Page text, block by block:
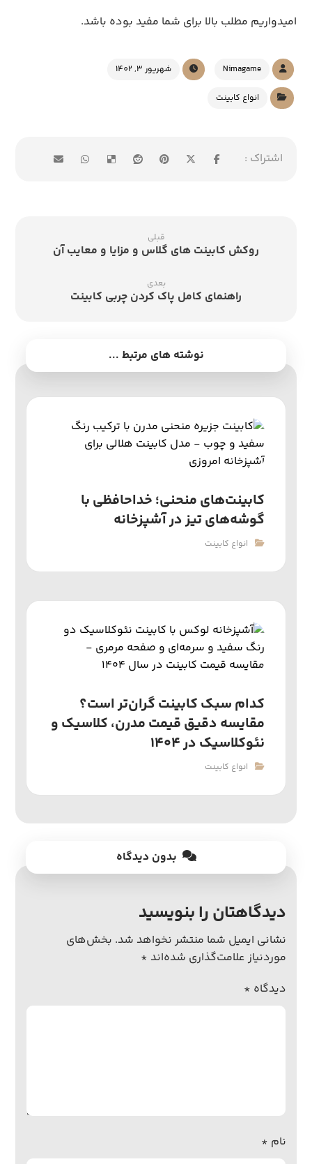
امیدواریم مطلب بالا برای شما مفید بوده باشد.
Nimagame شهریور 3, 1402
انواع کابینت
قبلی
روکش کابینت های گلاس و مزایا و معایب آن
بعدی
راهنمای کامل پاک کردن چربی کابینت
نوشته های مرتبط ...
کابینت‌های منحنی؛ خداحافظی با
گوشه‌های تیز در آشپزخانه
انواع کابینت
کدام سبک کابینت گران‌تر است؟
مقایسه دقیق قیمت مدرن، کلاسیک و
نئوکلاسیک در ۱۴۰۴
انواع کابینت
بدون دیدگاه
دیدگاهتان را بنویسید
نشانی ایمیل شما منتشر نخواهد شد. بخش‌های
موردنیاز علامت‌گذاری شده‌اند *
دیدگاه *
نام *